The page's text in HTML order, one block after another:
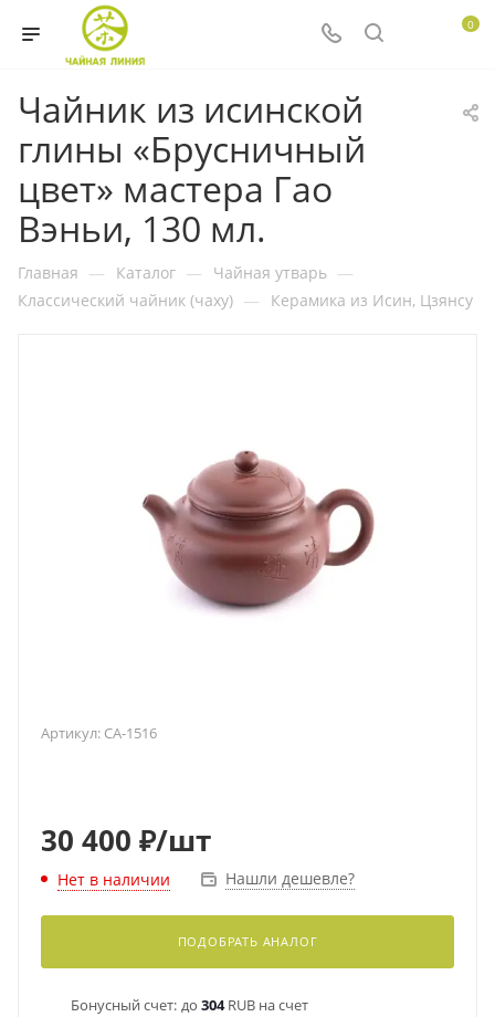
0
Чайник из исинской
глины «Брусничный
цвет» мастера Гао
Вэньи, 130 мл.
Главная — Каталог — Чайная утварь —
Классический чайник (чаху) — Керамика из Исин, Цзянсу
Артикул: CA-1516
30 400 ₽/шт
Нет в наличии Нашли дешевле?
ПОДОБРАТЬ АНАЛОГ
Бонусный счет: до 304RUB на счет